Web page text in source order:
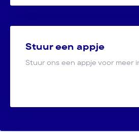
Stuur een appje
Stuur ons een appje voor meer